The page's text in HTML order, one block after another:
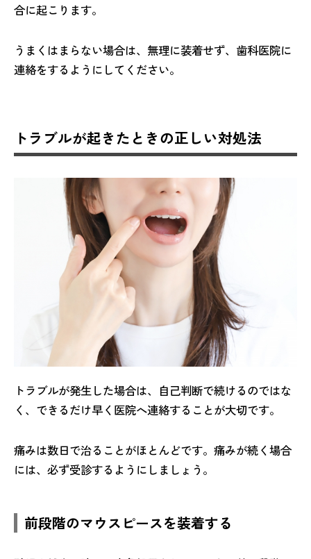
合に起こります。
うまくはまらない場合は、無理に装着せず、歯科医院に
連絡をするようにしてください。
トラブルが起きたときの正しい対処法
トラブルが発生した場合は、自己判断で続けるのではな
く、できるだけ早く医院へ連絡することが大切です。
痛みは数日で治ることがほとんどです。痛みが続く場合
には、必ず受診するようにしましょう。
前段階のマウスピースを装着する